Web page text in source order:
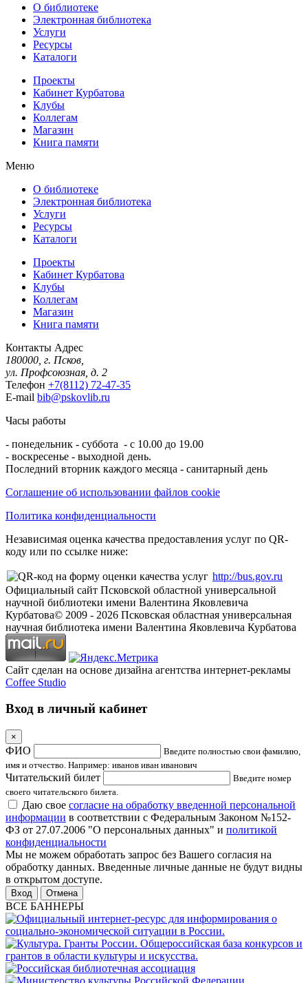
О библиотеке
Электронная библиотека
Услуги
Ресурсы
Каталоги
Проекты
Кабинет Курбатова
Клубы
Коллегам
Магазин
Книга памяти
Меню
О библиотеке
Электронная библиотека
Услуги
Ресурсы
Каталоги
Проекты
Кабинет Курбатова
Клубы
Коллегам
Магазин
Книга памяти
Контакты Адрес
180000, г. Псков,
ул. Профсоюзная, д. 2
Телефон +7(8112) 72-47-35
E-mail bib@pskovlib.ru
Часы работы
- понедельник - суббота - с 10.00 до 19.00
- воскресенье - выходной день.
Последний вторник каждого месяца - санитарный день
Соглашение об использовании файлов cookie
Политика конфиденциальности
Независимая оценка качества предоставления услуг по QR-
коду или по ссылке ниже:
http://bus.gov.ru
Официальный сайт Псковской областной универсальной
научной библиотеки имени Валентина Яковлевича
Курбатова© 2009 - 2026 Псковская областная универсальная
научная библиотека имени Валентина Яковлевича Курбатова
Сайт сделан на основе дизайна агентства интернет-рекламы
Coffee Studio
Вход в личный кабинет
×
ФИО
Введите полностью свои фамилию,
имя и отчество. Например: иванов иван иванович
Читательский билет
Введите номер
своего читательского билета.
Даю свое согласие на обработку введенной персональной
информации в соответствии с Федеральным Законом №152-
ФЗ от 27.07.2006 "О персональных данных" и политикой
конфиденциальности
Мы не можем обработать запрос без Вашего согласия на
обработку данных. Введенные личные данные не будут видны
в открытом доступе.
Отмена
ВСЕ БАННЕРЫ